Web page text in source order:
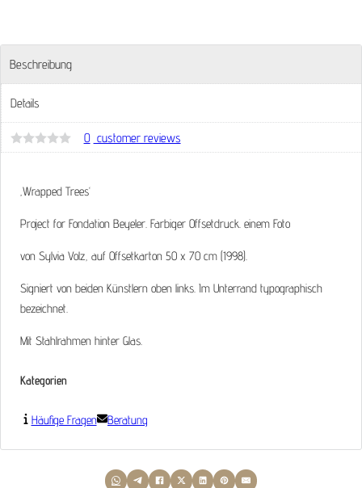
Beschreibung
Details
Bewertet
von
0 customer reviews
‚Wrapped Trees‘
Project for Fondation Beyeler. Farbiger Offsetdruck. einem Foto
von Sylvia Volz, auf Offsetkarton 50 x 70 cm (1998).
Signiert von beiden Künstlern oben links. Im Unterrand typographisch
bezeichnet.
Mit Stahlrahmen hinter Glas.
Kategorien
Häufige Fragen Beratung